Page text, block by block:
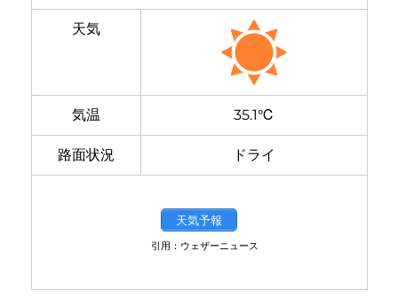
天気
気温 35.1℃
路面状況 ドライ
天気予報
引用：ウェザーニュース